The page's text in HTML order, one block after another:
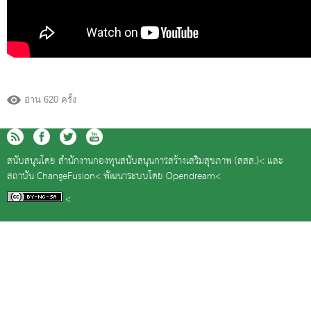
อ่าน 620 ครั้ง
สนับสนุนโดย สำนักงานกองทุนสนับสนุนการสร้างเสริมสุขภาพ (สสส.)< และ
สถาบัน ChangeFusion<พัฒนาระบบโดย Opendream<
<